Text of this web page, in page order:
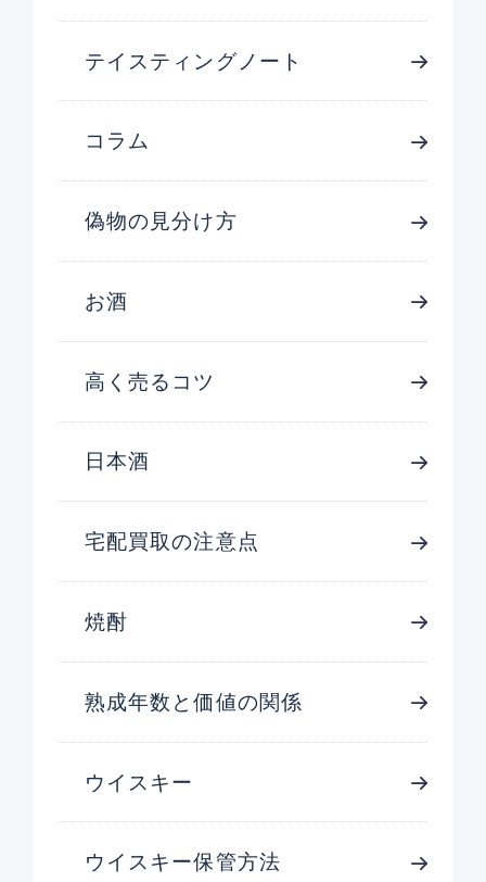
テイスティングノート
コラム
偽物の見分け方
お酒
高く売るコツ
日本酒
宅配買取の注意点
焼酎
熟成年数と価値の関係
ウイスキー
ウイスキー保管方法